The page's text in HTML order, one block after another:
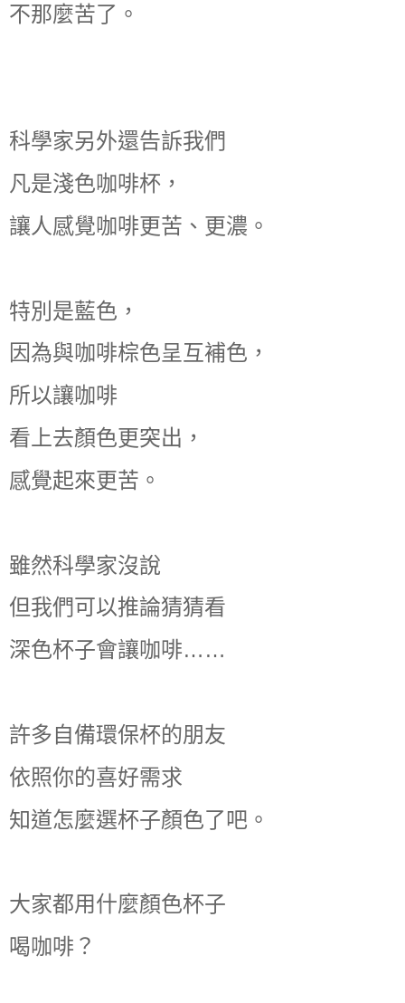
不那麼苦了。
科學家另外還告訴我們
凡是淺色咖啡杯，
讓人感覺咖啡更苦、更濃。
特別是藍色，
因為與咖啡棕色呈互補色，
所以讓咖啡
看上去顏色更突出，
感覺起來更苦。
雖然科學家沒說
但我們可以推論猜猜看
深色杯子會讓咖啡……
許多自備環保杯的朋友
依照你的喜好需求
知道怎麼選杯子顏色了吧。
大家都用什麼顏色杯子
喝咖啡？